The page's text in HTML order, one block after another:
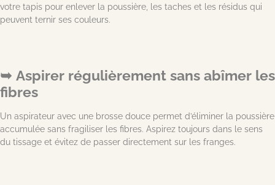
votre tapis pour enlever la poussière, les taches et les résidus qui
peuvent ternir ses couleurs.
Aspirer régulièrement sans abîmer les
fibres
Un aspirateur avec une brosse douce permet d’éliminer la poussière
accumulée sans fragiliser les fibres. Aspirez toujours dans le sens
du tissage et évitez de passer directement sur les franges.